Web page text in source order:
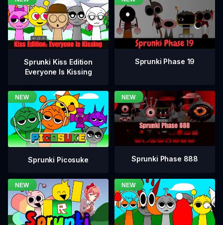
Sprunki Kiss Edition
Everyone Is Kissing
Sprunki Phase 19
Sprunki Picosuke Sprunki Phase 888